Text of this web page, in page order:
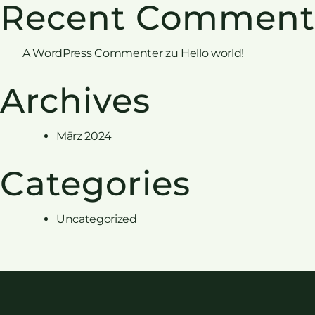
Recent
A WordPress Commenterzu Hello world!
Archives
März 2024
Categories
Uncategorized